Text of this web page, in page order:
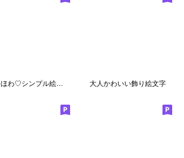
大人かわいい飾り絵文字